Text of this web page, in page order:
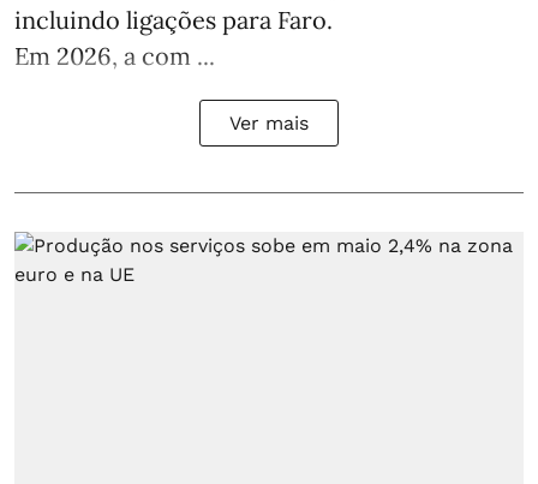
incluindo ligações para Faro.
Em 2026, a com ...
Ver mais